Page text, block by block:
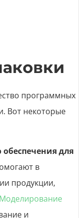
программных
Вот некоторые
для
в
продукции,
Моделирование
и